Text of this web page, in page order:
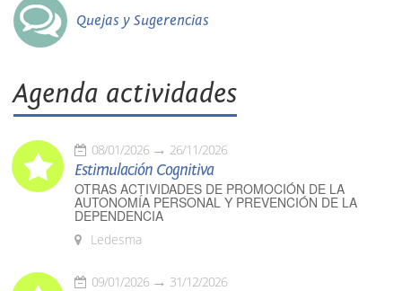
Quejas y Sugerencias
Agenda actividades
08/01/2026 26/11/2026
Estimulación Cognitiva
OTRAS ACTIVIDADES DE PROMOCIÓN DE LA
AUTONOMÍA PERSONAL Y PREVENCIÓN DE LA
DEPENDENCIA
Ledesma
09/01/2026 31/12/2026